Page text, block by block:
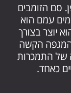
סם הזומבים
עמם הוא
יוצר בצורך
המגפה הקשה
של התמכרות
כאחד.